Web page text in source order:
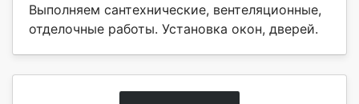
Выполняем сантехнические, вентеляционные,
отделочные работы. Установка окон, дверей.